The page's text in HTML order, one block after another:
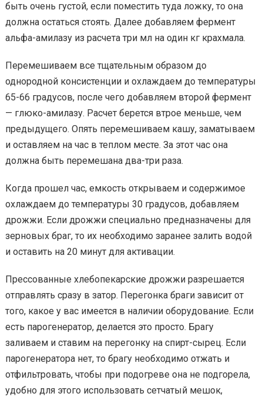
быть очень густой, если поместить туда ложку, то она
должна остаться стоять. Далее добавляем фермент
альфа-амилазу из расчета три мл на один кг крахмала.
Перемешиваем все тщательным образом до
однородной консистенции и охлаждаем до температуры
65-66 градусов, после чего добавляем второй фермент
— глюко-амилазу. Расчет берется втрое меньше, чем
предыдущего. Опять перемешиваем кашу, заматываем
и оставляем на час в теплом месте. За этот час она
должна быть перемешана два-три раза.
Когда прошел час, емкость открываем и содержимое
охлаждаем до температуры 30 градусов, добавляем
дрожжи. Если дрожжи специально предназначены для
зерновых браг, то их необходимо заранее залить водой
и оставить на 20 минут для активации.
Прессованные хлебопекарские дрожжи разрешается
отправлять сразу в затор. Перегонка браги зависит от
того, какое у вас имеется в наличии оборудование. Если
есть парогенератор, делается это просто. Брагу
заливаем и ставим на перегонку на спирт-сырец. Если
парогенератора нет, то брагу необходимо отжать и
отфильтровать, чтобы при подогреве она не подгорела,
удобно для этого использовать сетчатый мешок,